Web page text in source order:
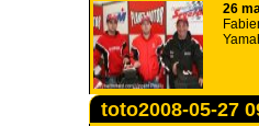
26
toto2008-05-27